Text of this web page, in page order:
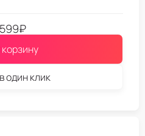
₽
один клик